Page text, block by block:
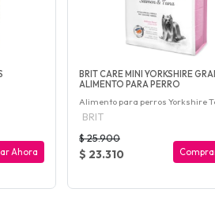
Ahora
BRIT CARE MINI YORKSHIRE
ALIMENTO PARA PERRO
Alimento para perros Yorkshire
BRIT
$ 25.900
$ 23.310